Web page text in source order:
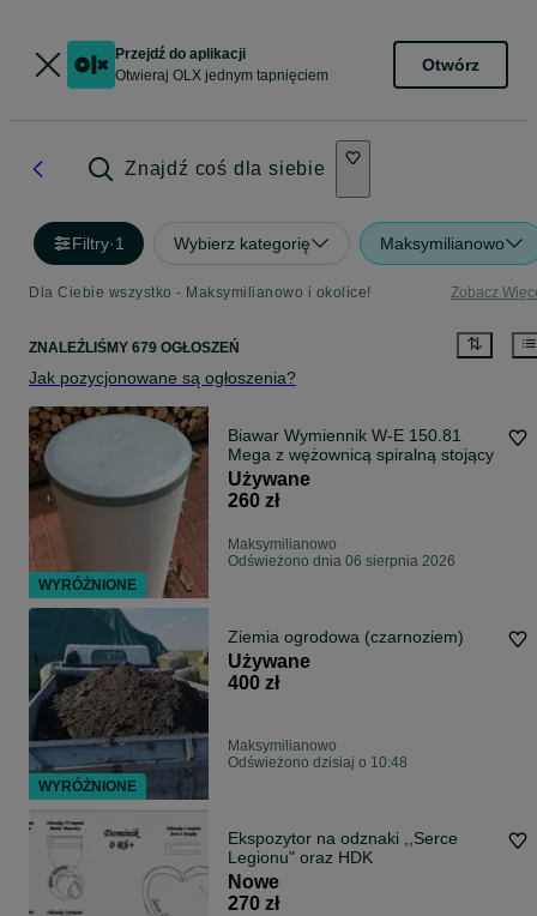
Przejdź do aplikacji
Otwieraj OLX jednym tapnięciem
Otwórz
Znajdź coś dla siebie
Filtry·1 Wybierz kategorię Maksymilianowo
Dla Ciebie wszystko - Maksymilianowo i okolice! Zobacz
ZNALEŹLIŚMY 679 OGŁOSZEŃ
Jak pozycjonowane są ogłoszenia?
Biawar Wymiennik W-E 150.81
Mega z wężownicą spiralną stojący
Używane
260 zł
Maksymilianowo
Odświeżono dnia 06 sierpnia 2026
Ziemia ogrodowa (czarnoziem)
Używane
400 zł
Maksymilianowo
Odświeżono dzisiaj o 10:48
Ekspozytor na odznaki ,,Serce
Legionu" oraz HDK
Nowe
270 zł
WYRÓŻNIONE
WYRÓŻNIONE